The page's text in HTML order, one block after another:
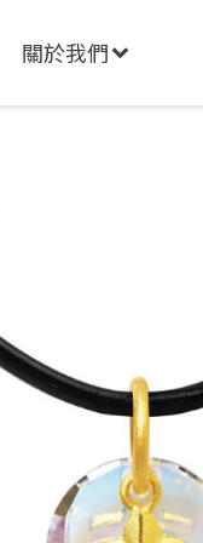
關於我們